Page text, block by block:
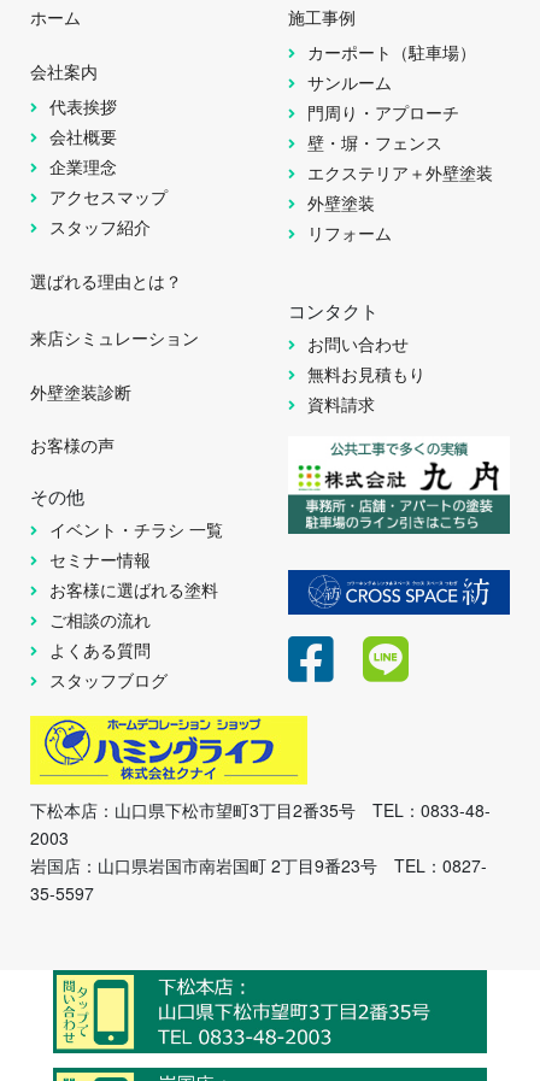
ホーム
会社案内
代表挨拶
会社概要
企業理念
アクセスマップ
スタッフ紹介
選ばれる理由とは？
施工事例
カーポート（駐車場）
サンルーム
門周り・アプローチ
壁・塀・フェンス
エクステリア＋外壁塗装
外壁塗装
リフォーム
来店シミュレーション
外壁塗装診断
お客様の声
その他
イベント・チラシ 一覧
セミナー情報
お客様に選ばれる塗料
ご相談の流れ
よくある質問
スタッフブログ
コンタクト
お問い合わせ
無料お見積もり
資料請求
下松本店：山口県下松市望町3丁目2番35号 TEL：0833-48-
2003
岩国店：山口県岩国市南岩国町 2丁目9番23号 TEL：0827-
35-5597